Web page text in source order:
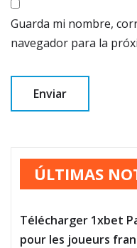
Guarda mi nombre,
navegador para la
ÚLTIMAS
Télécharger 1xbet
pour les joueurs